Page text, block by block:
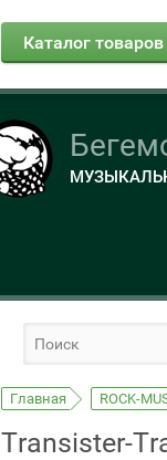
Каталог товаров
Главная ROCK-
Transister-